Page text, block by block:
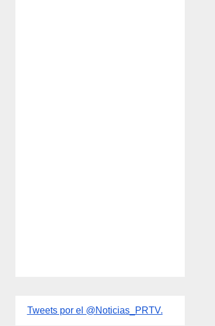
Tweets por el @Noticias_PRTV.